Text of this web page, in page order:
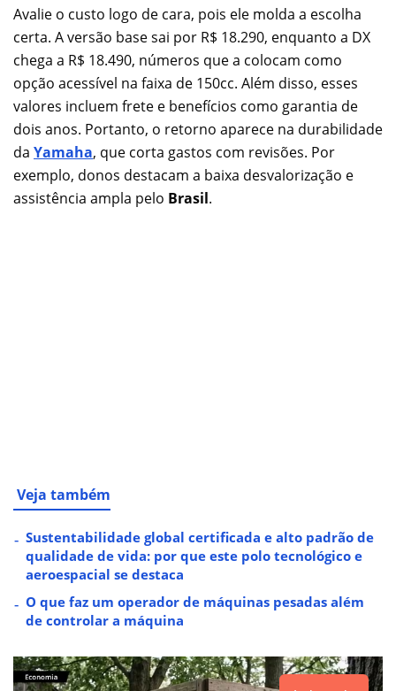
Avalie o custo logo de cara, pois ele molda a escolha
certa. A versão base sai por R$ 18.290, enquanto a DX
chega a R$ 18.490, números que a colocam como
opção acessível na faixa de 150cc. Além disso, esses
valores incluem frete e benefícios como garantia de
dois anos. Portanto, o retorno aparece na durabilidade
da Yamaha, que corta gastos com revisões. Por
exemplo, donos destacam a baixa desvalorização e
assistência ampla pelo Brasil.
Veja também
Sustentabilidade global certificada e alto padrão de
qualidade de vida: por que este polo tecnológico e
aeroespacial se destaca
O que faz um operador de máquinas pesadas além
de controlar a máquina